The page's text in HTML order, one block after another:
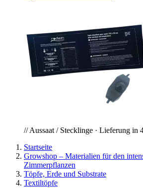
// Aussaat / Stecklinge · Lieferung in
Startseite
Growshop – Materialien für den
Zimmerpflanzen
Töpfe, Erde und Substrate
Textiltöpfe